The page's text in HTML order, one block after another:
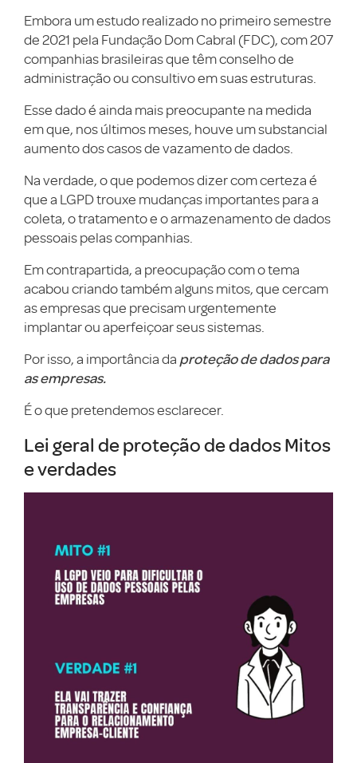
Embora um estudo realizado no primeiro semestre
de 2021 pela Fundação Dom Cabral (FDC), com 207
companhias brasileiras que têm conselho de
administração ou consultivo em suas estruturas.
Esse dado é ainda mais preocupante na medida
em que, nos últimos meses, houve um substancial
aumento dos casos de vazamento de dados.
Na verdade, o que podemos dizer com certeza é
que a LGPD trouxe mudanças importantes para a
coleta, o tratamento e o armazenamento de dados
pessoais pelas companhias.
Em contrapartida, a preocupação com o tema
acabou criando também alguns mitos, que cercam
as empresas que precisam urgentemente
implantar ou aperfeiçoar seus sistemas.
Por isso, a importância da proteção de dados para
as empresas.
É o que pretendemos esclarecer.
Lei geral de proteção de dados Mitos
e verdades